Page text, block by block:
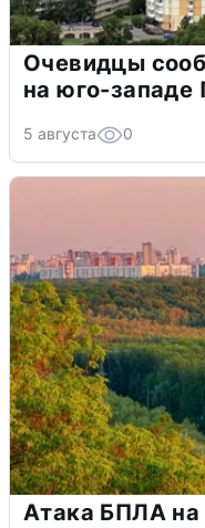
Очевидцы
на юго-западе
5 августа 0
Атака БПЛА на